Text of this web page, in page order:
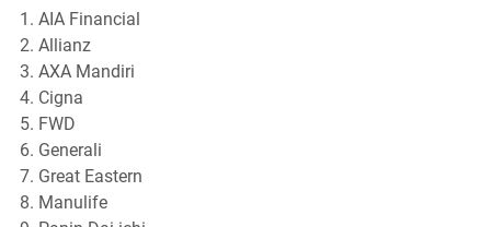
AIA Financial
Allianz
AXA Mandiri
Cigna
FWD
Generali
Great Eastern
Manulife